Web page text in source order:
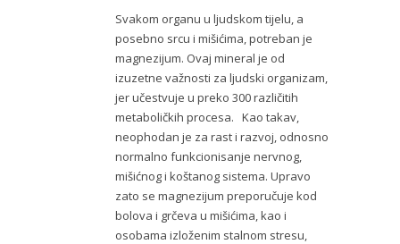
Svakom organu u ljudskom tijelu, a
posebno srcu i mišićima, potreban je
magnezijum. Ovaj mineral je od
izuzetne važnosti za ljudski organizam,
jer učestvuje u preko 300 različitih
metaboličkih procesa. Kao takav,
neophodan je za rast i razvoj, odnosno
normalno funkcionisanje nervnog,
mišićnog i koštanog sistema. Upravo
zato se magnezijum preporučuje kod
bolova i grčeva u mišićima, kao i
osobama izloženim stalnom stresu,